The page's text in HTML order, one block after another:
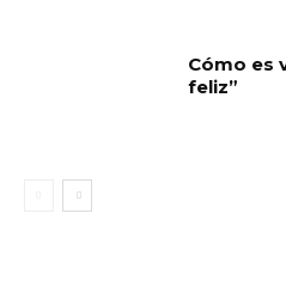
Cómo es
feliz”